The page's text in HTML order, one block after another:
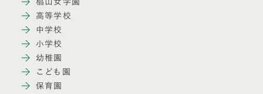
椙山女学園
高等学校
中学校
小学校
幼稚園
こども園
保育園